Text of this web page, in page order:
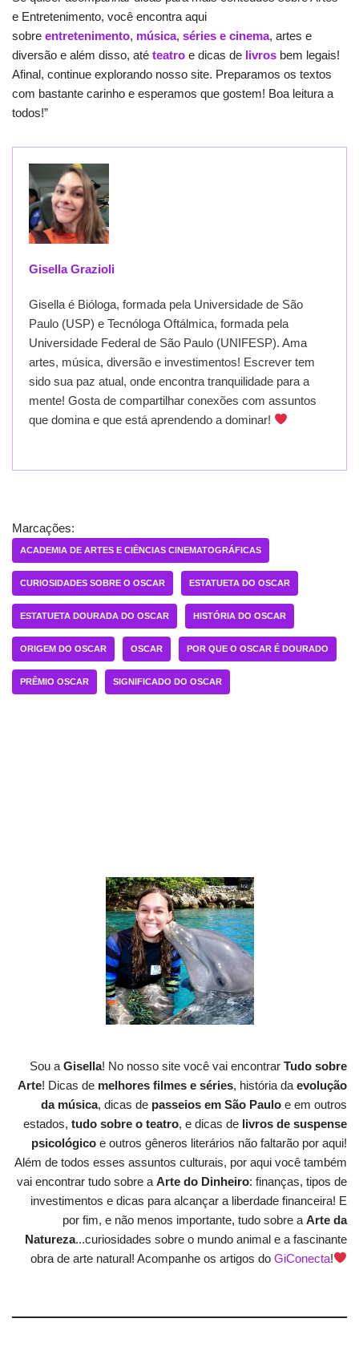
e Entretenimento, você encontra aqui
sobre entretenimento, música, séries e cinema, artes e
diversão e além disso, até teatro e dicas de livros bem legais!
Afinal, continue explorando nosso site. Preparamos os textos
com bastante carinho e esperamos que gostem! Boa leitura a
todos!”
Gisella Grazioli
Gisella é Bióloga, formada pela Universidade de São
Paulo (USP) e Tecnóloga Oftálmica, formada pela
Universidade Federal de São Paulo (UNIFESP). Ama
artes, música, diversão e investimentos! Escrever tem
sido sua paz atual, onde encontra tranquilidade para a
mente! Gosta de compartilhar conexões com assuntos
que domina e que está aprendendo a dominar!
Marcações:
ACADEMIA DE ARTES E CIÊNCIAS CINEMATOGRÁFICAS
CURIOSIDADES SOBRE O OSCAR ESTATUETA DO OSCAR
ESTATUETA DOURADA DO OSCAR HISTÓRIA DO OSCAR
ORIGEM DO OSCAR OSCAR POR QUE O OSCAR É DOURADO
PRÊMIO OSCAR SIGNIFICADO DO OSCAR
Sou a Gisella! No nosso site você vai encontrar Tudo sobre
Arte! Dicas de melhores filmes e séries, história da evolução
da música, dicas de passeios em São Paulo e em outros
estados, tudo sobre o teatro, e dicas de livros de suspense
psicológico e outros gêneros literários não faltarão por aqui!
Além de todos esses assuntos culturais, por aqui você também
vai encontrar tudo sobre a Arte do Dinheiro: finanças, tipos de
investimentos e dicas para alcançar a liberdade financeira! E
por fim, e não menos importante, tudo sobre a Arte da
Natureza...curiosidades sobre o mundo animal e a fascinante
obra de arte natural! Acompanhe os artigos do GiConecta!